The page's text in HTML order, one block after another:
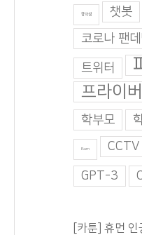
창의성 챗봇
코로나 팬데
트위터
프라이버
학부모
Burn CCTV
GPT-3
[카툰] 휴먼 인